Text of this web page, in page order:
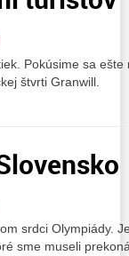
Pokúsime sa
štvrti Granwill.
srdci Olympiády.
sme museli